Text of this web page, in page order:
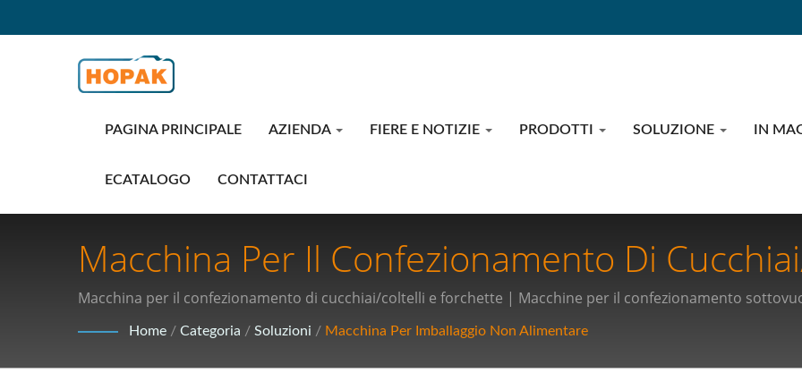
PAGINA PRINCIPALE AZIENDA FIERE E NOTIZIE PRODOTTI SOLUZIONE IN
ECATALOGO CONTATTACI
Macchina Per Il Confezionamento Di
| Tecnologie Di Confezionamento Industria
Forniture Mediche E Confezionamento
Macchina per il confezionamento di cucchiai/coltelli e forchette | Macchine per il confezionamento
Home / Categoria / Soluzioni / Macchina Per Imballaggio Non Alimentare